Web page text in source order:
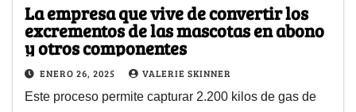
La empresa que vive de convertir los
excrementos de las mascotas en abono
y otros componentes
ENERO 26, 2025 VALERIE SKINNER
Este proceso permite capturar 2.200 kilos de gas de